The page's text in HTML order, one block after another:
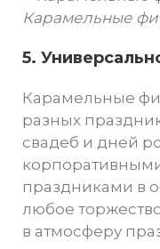
Карамельные
5.
Карамельные
разных
свадеб и дней
праздниками в
любое
в атмосферу